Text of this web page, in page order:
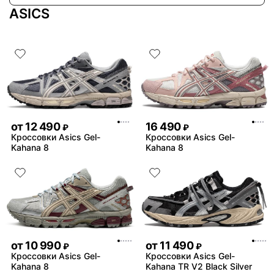
ASICS
от12 490 ₽
Кроссовки Asics Gel-
Kahana 8
16 490 ₽
Кроссовки Asics Gel-
Kahana 8
от10 990 ₽
Кроссовки Asics Gel-
Kahana 8
от11 490 ₽
Кроссовки Asics Gel-
Kahana TR V2 Black Silver